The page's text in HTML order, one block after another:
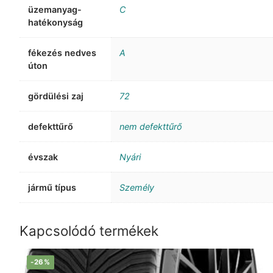
üzemanyag-
hatékonyság
C
fékezés nedves
úton
A
gördülési zaj 72
defekttűrő nem defekttűrő
évszak Nyári
jármű típus Személy
Kapcsolódó termékek
-26%